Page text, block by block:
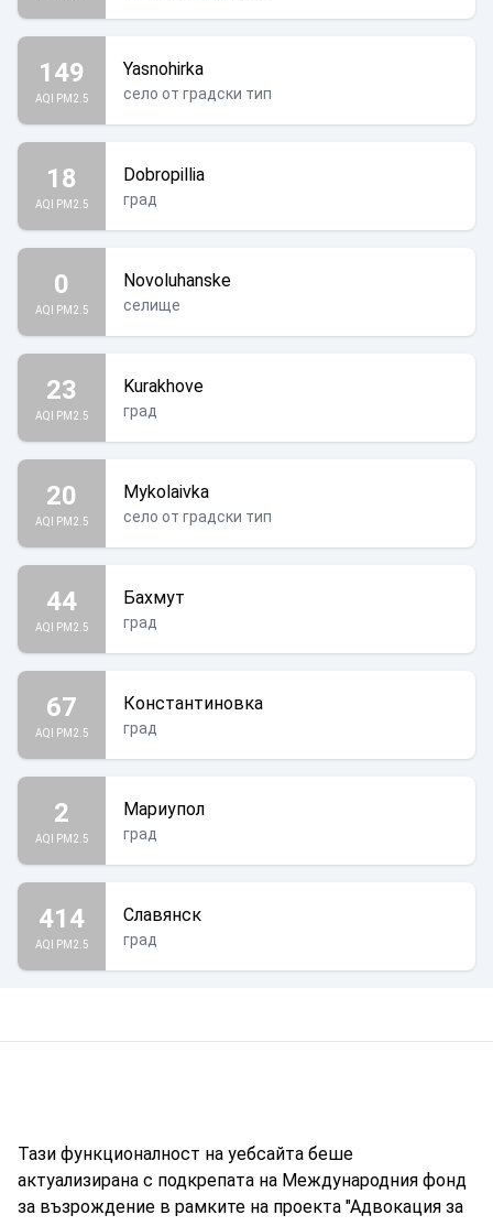
149
AQI PM2.5
Yasnohirka
село от градски тип
18
AQI PM2.5
Dobropillia
град
0
AQI PM2.5
Novoluhanske
селище
23
AQI PM2.5
Kurakhove
град
20
AQI PM2.5
Mykolaivka
село от градски тип
44
AQI PM2.5
Бахмут
град
67
AQI PM2.5
Константиновка
град
2
AQI PM2.5
Мариупол
град
414
AQI PM2.5
Славянск
град
Тази функционалност на уебсайта беше
актуализирана с подкрепата на Международния фонд
за възрождение в рамките на проекта "Адвокация за